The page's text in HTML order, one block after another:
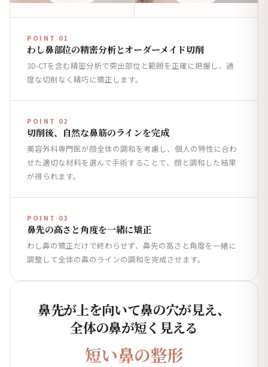
POINT 01
わし鼻部位の精密分析とオーダーメイド切削
3D-CTを含む精密分析で突出部位と範囲を正確に把握し、過
度な切削なく精巧に矯正します。
POINT 02
切削後、自然な鼻筋のラインを完成
美容外科専門医が顔全体の調和を考慮し、個人の特性に合わ
せた適切な材料を選んで手術することで、顔と調和した結果
が得られます。
POINT 03
鼻先の高さと角度を一緒に矯正
わし鼻の矯正だけで終わらせず、鼻先の高さと角度を一緒に
調整して全体の鼻のラインの調和を完成させます。
鼻先が上を向いて鼻の穴が見え、
全体の鼻が短く見える
短い鼻の整形